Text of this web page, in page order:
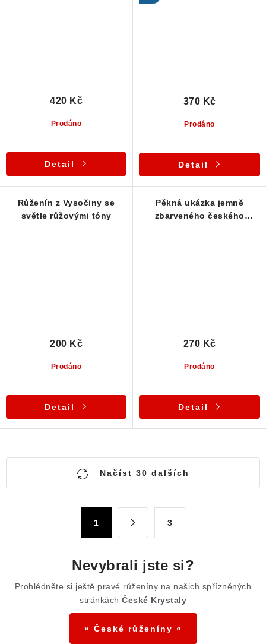
Prodáno
420 Kč
Detail
Prodáno
370 Kč
Detail
Růženín z Vysočiny se
světle růžovými tóny
Prodáno
200 Kč
Detail
Pěkná ukázka jemně
zbarveného českého
Prodáno
270 Kč
Detail
Načíst 30 dalších
1 3
Nevybrali jste si?
Prohlédněte si ještě pravé růženíny na našich spřízněných
stránkách České Krystaly
» České růženíny «